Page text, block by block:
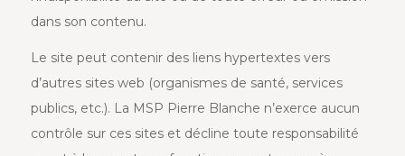
dans son contenu.
Le site peut contenir des liens hypertextes vers
d’autres sites web (organismes de santé, services
publics, etc.). La MSP Pierre Blanche n’exerce aucun
contrôle sur ces sites et décline toute responsabilité